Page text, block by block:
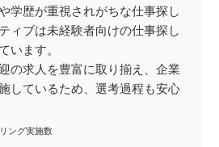
学歴が重視されがちな仕事探し
ィブは未経験者向けの仕事探し
います。
の求人を豊富に取り揃え、企業
しているため、選考過程も安心
ング実施数